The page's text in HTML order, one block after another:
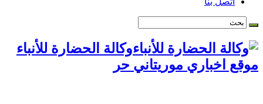
وكالة الحضارة للأنباء
موقع اخباري موريتاني حر